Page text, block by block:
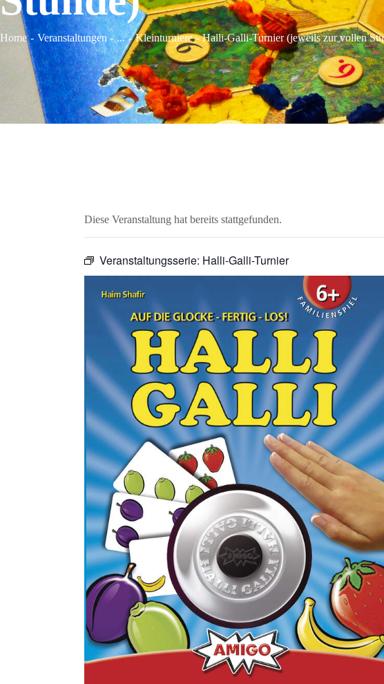
Home Veranstaltungen ... Kleinturniere Halli-Galli-Turnier (jeweils zur vollen
Diese Veranstaltung hat bereits stattgefunden.
Veranstaltungsserie: Halli-Galli-Turnier